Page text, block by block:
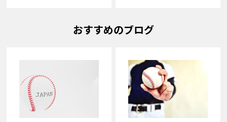
おすすめのブログ